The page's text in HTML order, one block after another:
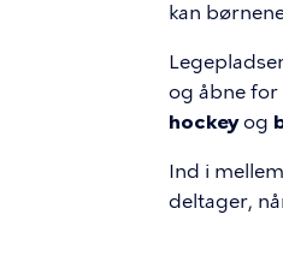
kan
og åbne for
hockeyog
Ind i
deltager,